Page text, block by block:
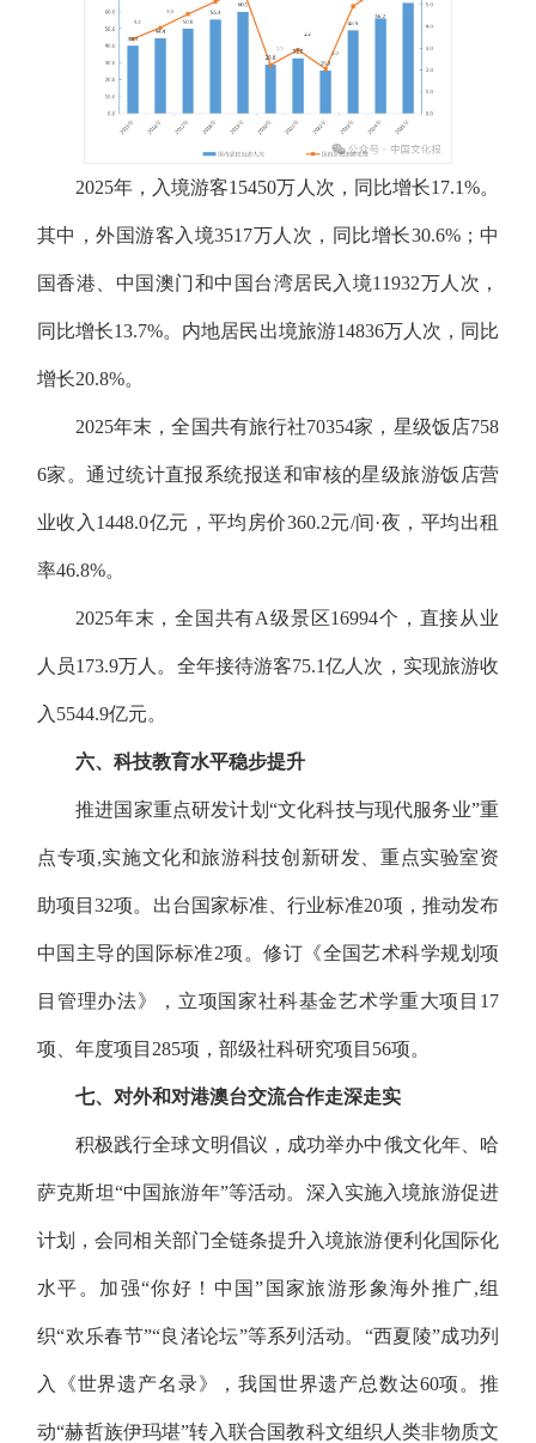
2025年，入境游客15450万人次，同比增长17.1%。
其中，外国游客入境3517万人次，同比增长30.6%；中
国香港、中国澳门和中国台湾居民入境11932万人次，
同比增长13.7%。内地居民出境旅游14836万人次，同比
增长20.8%。
2025年末，全国共有旅行社70354家，星级饭店758
6家。通过统计直报系统报送和审核的星级旅游饭店营
业收入1448.0亿元，平均房价360.2元/间·夜，平均出租
率46.8%。
2025年末，全国共有A级景区16994个，直接从业
人员173.9万人。全年接待游客75.1亿人次，实现旅游收
入5544.9亿元。
六、科技教育水平稳步提升
推进国家重点研发计划“文化科技与现代服务业”重
点专项,实施文化和旅游科技创新研发、重点实验室资
助项目32项。出台国家标准、行业标准20项，推动发布
中国主导的国际标准2项。修订《全国艺术科学规划项
目管理办法》，立项国家社科基金艺术学重大项目17
项、年度项目285项，部级社科研究项目56项。
七、对外和对港澳台交流合作走深走实
积极践行全球文明倡议，成功举办中俄文化年、哈
萨克斯坦“中国旅游年”等活动。深入实施入境旅游促进
计划，会同相关部门全链条提升入境旅游便利化国际化
水平。加强“你好！中国”国家旅游形象海外推广,组
织“欢乐春节”“良渚论坛”等系列活动。“西夏陵”成功列
入《世界遗产名录》，我国世界遗产总数达60项。推
动“赫哲族伊玛堪”转入联合国教科文组织人类非物质文